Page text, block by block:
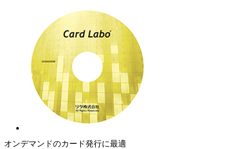
オンデマンドのカード発行に最適